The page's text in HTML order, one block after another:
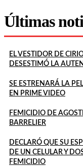
Últimas
EL VESTIDOR DE
DESESTIMÓ LA
SE ESTRENARÁ LA
EN PRIME VIDEO
FEMICIDIO DE
BARRELIER
DECLARÓ QUE SU
DE UN CELULAR Y
FEMICIDIO